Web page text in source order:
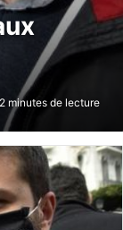
2 minutes de lecture